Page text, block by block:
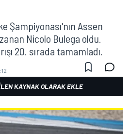
Şampiyonası'nın Assen
Nicolo Bulega oldu.
20. sırada tamamladı.
KAYNAK OLARAK EKLE